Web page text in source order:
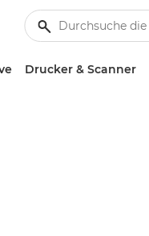
Drucker & Scanner